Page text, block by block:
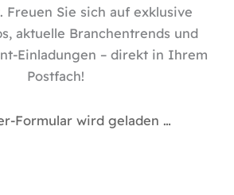
Freuen Sie sich auf exklusive
aktuelle Branchentrends und
Einladungen – direkt in Ihrem
Postfach!
Formular wird geladen …